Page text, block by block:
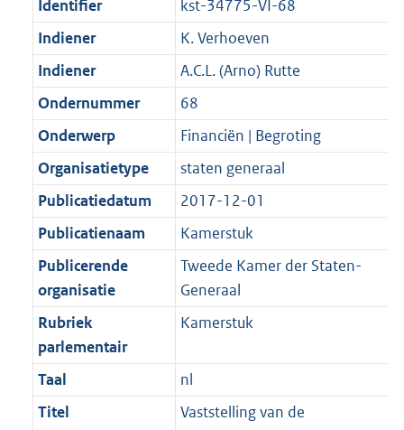
Identifier
kst-34775-VI-68
Indiener
K. Verhoeven
Indiener
A.C.L. (Arno) Rutte
Ondernummer
68
Onderwerp
Financiën | Begroting
Organisatietype
staten generaal
Publicatiedatum
2017-12-01
Publicatienaam
Kamerstuk
Publicerende
organisatie
Tweede Kamer der Staten-
Generaal
Rubriek
parlementair
Kamerstuk
Taal
nl
Titel
Vaststelling van de